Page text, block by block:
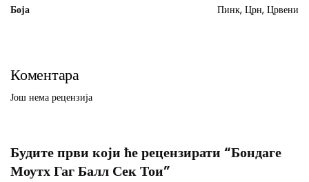
Боја Пинк, Црн, Црвени
Коментара
Још нема рецензија
Будите први који ће рецензирати “Бондаге
Моутх Гаг Балл Сек Тои”